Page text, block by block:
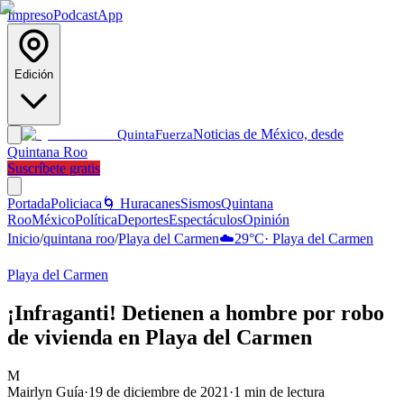
ImpresoPodcastApp
Edición
QuintaFuerzaNoticias de México, desde
Quintana Roo
Suscríbete gratis
PortadaPoliciaca 🌀 HuracanesSismosQuintana
RooMéxicoPolíticaDeportesEspectáculosOpinión
Inicio/quintana roo/Playa del Carmen☁️29°C· Playa del Carmen
Playa del Carmen
¡Infraganti! Detienen a hombre por robo
de vivienda en Playa del Carmen
M
Mairlyn Guía·19 de diciembre de 2021 ·1 min de lectura